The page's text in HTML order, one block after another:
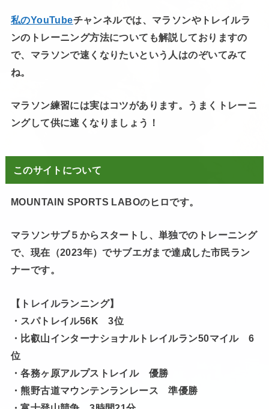
私のYouTubeチャンネルでは、マラソンやトレイルラ
ンのトレーニング方法についても解説しておりますの
で、マラソンで速くなりたいという人はのぞいてみて
ね。
マラソン練習には実はコツがあります。うまくトレーニ
ングして供に速くなりましょう！
このサイトについて
MOUNTAIN SPORTS LABOのヒロです。
マラソンサブ５からスタートし、単独でのトレーニング
で、現在（2023年）でサブエガまで達成した市民ラン
ナーです。
【トレイルランニング】
・スパトレイル56K 3位
・比叡山インターナショナルトレイルラン50マイル 6
位
・各務ヶ原アルプストレイル 優勝
・熊野古道マウンテンランレース 準優勝